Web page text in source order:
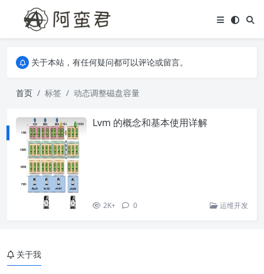
关于本站，有任何疑问都可以评论或留言。
关于本站，有任何疑问都可以评论或留言。
首页
标签 动态调整磁盘容量
Lvm 的概念和基本使用详解
2K+ 0 运维开发
关于我